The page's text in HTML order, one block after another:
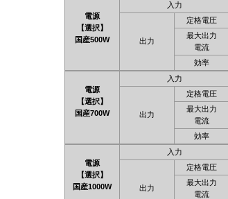
電源
【選択】
国産500W
入力
出力
定格電圧
最大出力
電流
効率
電源
【選択】
国産700W
入力
出力
定格電圧
最大出力
電流
効率
電源
【選択】
国産1000W
入力
出力
定格電圧
最大出力
電流